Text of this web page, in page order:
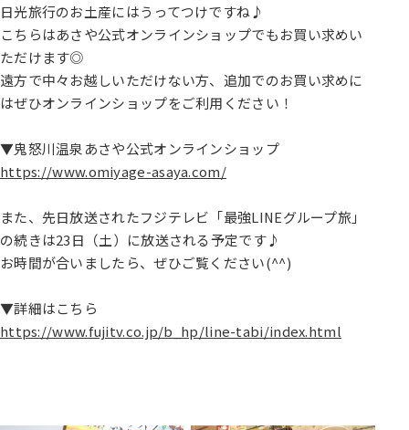
日光旅行のお土産にはうってつけですね♪
こちらはあさや公式オンラインショップでもお買い求めい
ただけます◎
遠方で中々お越しいただけない方、追加でのお買い求めに
はぜひオンラインショップをご利用ください！
▼鬼怒川温泉あさや公式オンラインショップ
https://www.omiyage-asaya.com/
また、先日放送されたフジテレビ「最強LINEグループ旅」
の続きは23日（土）に放送される予定です♪
お時間が合いましたら、ぜひご覧ください(^^)
▼詳細はこちら
https://www.fujitv.co.jp/b_hp/line-tabi/index.html